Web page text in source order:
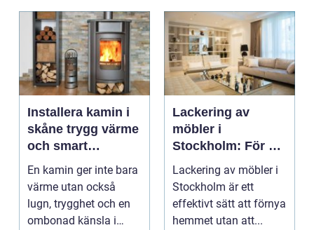
Installera kamin i
skåne trygg värme
och smart
investering
En kamin ger inte bara
värme utan också
lugn, trygghet och en
ombonad känsla i
Lackering av
möbler i
Stockholm: För ett
hållbart och
snyggt hem
Lackering av möbler i
Stockholm är ett
effektivt sätt att förnya
hemmet utan att...